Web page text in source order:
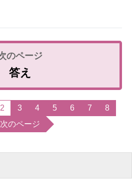
答え
2 3 4 5 6 7
8
次のページ